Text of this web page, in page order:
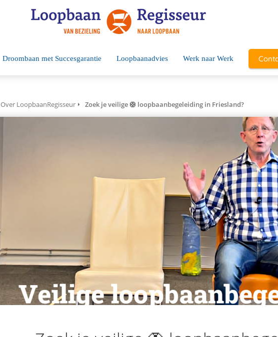
Droombaan met Succesgarantie Loopbaanadvies Werk naar Werk
Over LoopbaanRegisseur Zoek je veilige 🛟 loopbaanbegeleiding in Friesland?